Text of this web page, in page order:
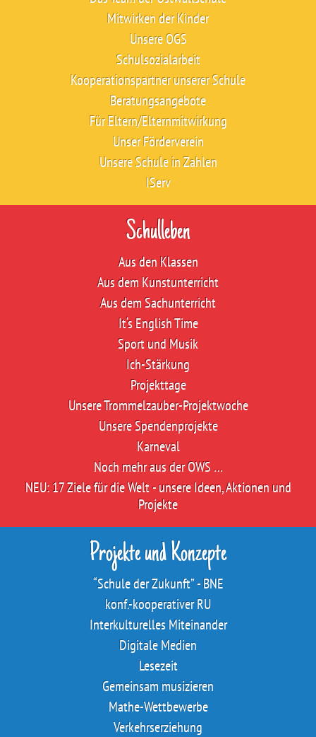
Mitwirken der Kinder
Unsere OGS
Schulsozialarbeit
Kooperationspartner unserer Schule
Beratungsangebote
Für Eltern/Elternmitwirkung
Unser Förderverein
Unsere Schule in Zahlen
IServ
Schulleben
Aus den Klassen
Aus dem Kunstunterricht
Aus dem Sachunterricht
It‘s English Time
Sport und Musik
Ich-Stärkung
Projekttage
Unsere Trommelzauber-Projektwoche
Unsere Spendenprojekte
Karneval
Noch mehr aus der OWS …
NEU: 17 Ziele für die Welt - unsere Ideen, Aktionen und
Projekte
Projekte und Konzepte
“Schule der Zukunft” - BNE
konf.-kooperativer RU
Interkulturelles Miteinander
Digitale Medien
Lesezeit
Gemeinsam musizieren
Mathe-Wettbewerbe
Verkehrserziehung